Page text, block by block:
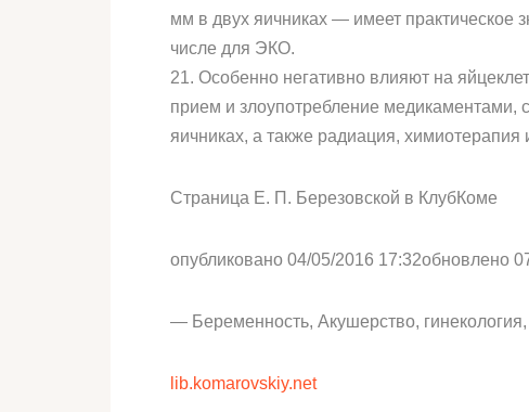
мм в двух яичниках — имеет практическое
числе для ЭКО.
21. Особенно негативно влияют на
прием и злоупотребление
яичниках, а также радиация, химиотерапия
Страница Е. П. Березовской в КлубКоме
опубликовано 04/05/2016 17:32обновлено
— Беременность, Акушерство,
lib.komarovskiy.net